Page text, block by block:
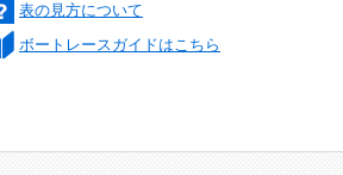
表の見方について
ボートレースガイドはこちら